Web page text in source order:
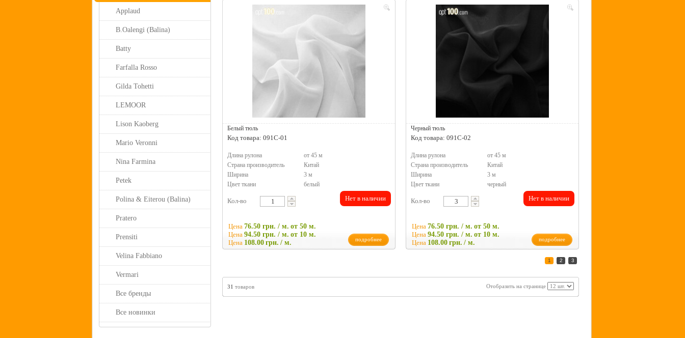
Applaud
B.Oalengi (Balina)
Batty
Farfalla Rosso
Gilda Tohetti
LEMOOR
Lison Kaoberg
Mario Veronni
Nina Farmina
Petek
Polina & Eiterou (Balina)
Pratero
Prensiti
Velina Fabbiano
Vermari
Все бренды
Все новинки
Белый тюль
Код товара: 091C-01
Длина рулона
от 45 м
Страна производитель
Китай
Ширина
3 м
Цвет ткани
белый
Кол-во Нет в наличии
Цена 76.50 грн. / м. от 50 м.
Цена 94.50 грн. / м. от 10 м.
Цена 108.00 грн. / м. подробнее
Черный тюль
Код товара: 091C-02
Длина рулона
от 45 м
Страна производитель
Китай
Ширина
3 м
Цвет ткани
черный
Кол-во Нет в наличии
Цена 76.50 грн. / м. от 50 м.
Цена 94.50 грн. / м. от 10 м.
Цена 108.00 грн. / м. подробнее
1 2 3
31 товаров Отобразить на странице